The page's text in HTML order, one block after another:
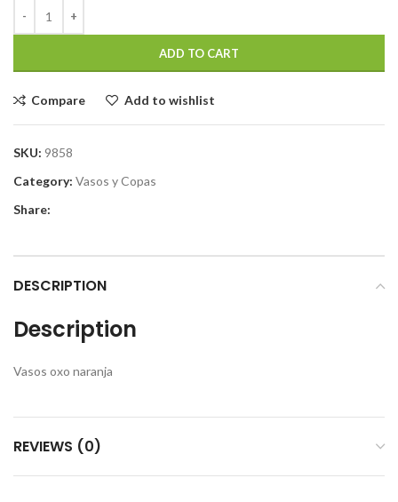
ADD TO CART
Compare Add to wishlist
SKU: 9858
Category: Vasos y Copas
Share:
DESCRIPTION
Description
Vasos oxo naranja
REVIEWS (0)